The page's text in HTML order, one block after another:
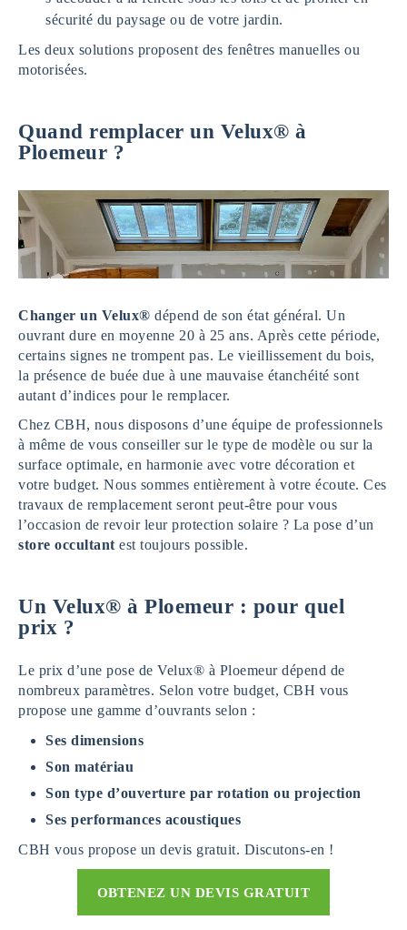
sécurité du paysage ou de votre jardin.
Les deux solutions proposent des fenêtres manuelles ou
motorisées.
Quand remplacer un Velux® à
Ploemeur ?
Changer un Velux® dépend de son état général. Un
ouvrant dure en moyenne 20 à 25 ans. Après cette période,
certains signes ne trompent pas. Le vieillissement du bois,
la présence de buée due à une mauvaise étanchéité sont
autant d’indices pour le remplacer.
Chez CBH, nous disposons d’une équipe de professionnels
à même de vous conseiller sur le type de modèle ou sur la
surface optimale, en harmonie avec votre décoration et
votre budget. Nous sommes entièrement à votre écoute. Ces
travaux de remplacement seront peut-être pour vous
l’occasion de revoir leur protection solaire ? La pose d’un
store occultant est toujours possible.
Un Velux® à Ploemeur : pour quel
prix ?
Le prix d’une pose de Velux® à Ploemeur dépend de
nombreux paramètres. Selon votre budget, CBH vous
propose une gamme d’ouvrants selon :
Ses dimensions
Son matériau
Son type d’ouverture par rotation ou projection
Ses performances acoustiques
CBH vous propose un devis gratuit. Discutons-en !
OBTENEZ UN DEVIS GRATUIT